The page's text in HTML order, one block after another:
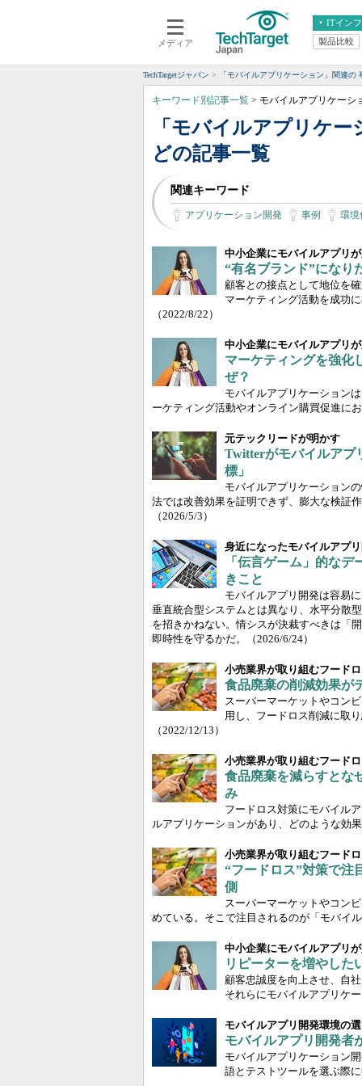
メディア
ITイン
クラウド
サーバ＆ストレージ
スマートモバイル
ネットワーク
エンタープライ
ERP
情報系システム
製品比較
TechTargetジャパン 「モバイルアプリケーション」関連
キーワード別記事一覧 > モバイルアプリケーシ
「モバイルアプリケ
どの記事一覧
関連キーワード
アプリケーション開発 事例 環境
中小企業にモバイルアプリ
“有名ブランド”になり
顧客との接点として地位を
マーケティング活動を成功
（2022/8/22）
中小企業にモバイルアプリ
マーケティングを強化
ぜ？
モバイルアプリケーション
ーケティング活動やオンライン購買促進に
元テックリードが明かす
Twitterがモバイルアプ
標」
モバイルアプリケーション
法では改善効果を証明できず、膨大な検証
（2026/5/3）
身近になったモバイルアプ
「伝言ゲーム」的な
きこと
モバイルアプリ開発は容易
垂直統合型システムとは異なり、水平分散
を招きかねない。情シスが決裁すべきは「
即時性を守るかだ。
（2026/6/24）
小売業界が取り組むフード
食品廃棄の削減効果が
スーパーマーケットやコン
用し、フードロス削減に取
（2022/12/13）
小売業界が取り組むフード
食品廃棄を減らすとな
み
フードロス対策にモバイル
ルアプリケーションがあり、どのような効
小売業界が取り組むフード
“フードロス”対策で
側
スーパーマーケットやコン
めている。そこで注目されるのが「モバイ
中小企業にモバイルアプリ
リピーターを増やした
顧客忠誠度を向上させ、自
それらにモバイルアプリケ
モバイルアプリ開発環境の
モバイルアプリ開発者
モバイルアプリケーション
語とテストツールを選ぶ際